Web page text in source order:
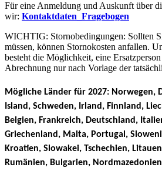
Für eine Anmeldung und Auskunft über
wir: Kontaktdaten_Fragebogen
WICHTIG: Stornobedingungen: Sollten
müssen, können Stornokosten anfallen.
besteht die Möglichkeit, eine
Abrechnung nur nach Vorlage der
Mögliche Länder für 2027: Norwegen,
Island, Schweden, Irland, Finnland,
Belgien, Frankreich, Deutschland,
Griechenland, Malta, Portugal,
Kroatien, Slowakei, Tschechien,
Rumänien, Bulgarien,